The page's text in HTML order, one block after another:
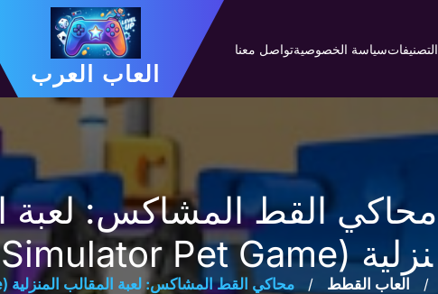
التصنيفاتسياسة الخصوصيةتواصل معنا
العاب العرب
محاكي القط المشاكس: لعبة
نزلية (Bad Cat Simulator Pet Game)
/ العاب القطط / محاكي القط المشاكس: لعبة المقالب المنزلية (Bad Cat Simulator Pet Game)